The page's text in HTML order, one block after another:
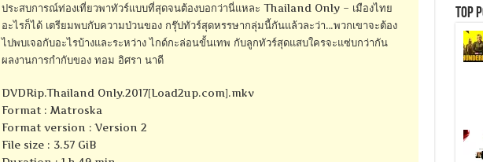
ประสบการณ์ท่องเที่ยวพาทัวร์แบบที่สุดจนต้องบอกว่านี่แหละ Thailand Only – เมืองไทย
อะไรก็ได้ เตรียมพบกับความป่วนของ กรุ๊ปทัวร์สุดหรรษากลุ่มนี้กันแล้วละว่า…พวกเขาจะต้อง
ไปพบเจอกับอะไรบ้างและระหว่าง ไกด์กะล่อนขั้นเทพ กับลูกทัวร์สุดแสบใครจะแซ่บกว่ากัน
ผลงานการกำกับของ ทอม อิศรา นาดี
DVDRip.Thailand Only.2017[Load2up.com].mkv
Format : Matroska
Format version : Version 2
File size : 3.57 GiB
Top